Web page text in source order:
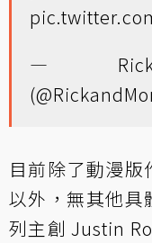
—
目前除了動漫
以外，無其他具
列主創 Justin